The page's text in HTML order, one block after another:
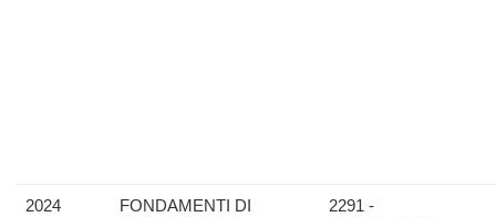
2024
FONDAMENTI DI
2291 -